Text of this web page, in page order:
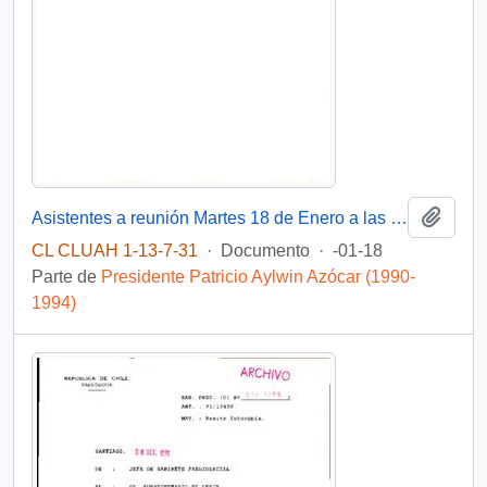
Asistentes a reunión Martes 18 de Enero a las 18 hrs.
CL CLUAH 1-13-7-31
· Documento · -01-18
Parte de Presidente Patricio Aylwin Azócar (1990-
1994)